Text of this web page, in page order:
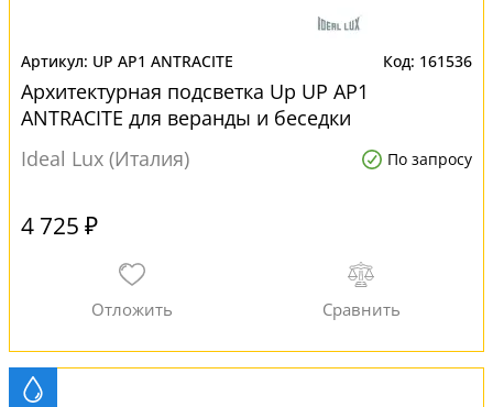
UP AP1 ANTRACITE 161536
Архитектурная подсветка Up UP AP1
ANTRACITE для веранды и беседки
Ideal Lux (Италия)
По запросу
4 725 ₽